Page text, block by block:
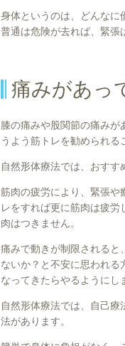
身体というのは、どんなに
普通は危険が去れば、緊張
痛みがあっ
膝の痛みや股関節の痛み
うよう筋トレを勧められる
自然形体療法では、おすす
筋肉の疲労により、緊張や
レをすれば更に筋肉は疲
肉はつきません。
痛みで動きが制限されると
ないか？と不安に思われる
なってきたらやるようにし
自然形体療法では、自己
法があります。